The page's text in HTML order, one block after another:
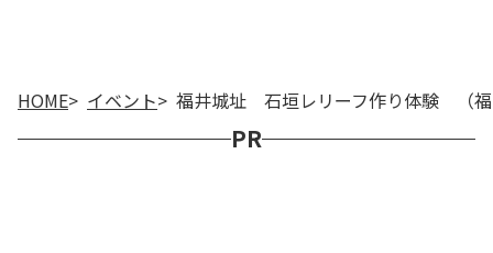
HOME イベント 福井城址 石垣レリーフ作り体験 （福
PR